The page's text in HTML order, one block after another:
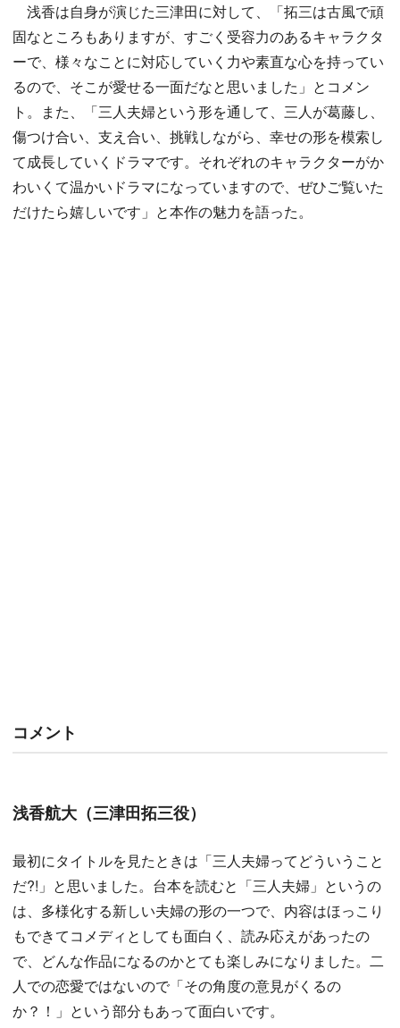
浅香は自身が演じた三津田に対して、「拓三は古風で頑
固なところもありますが、すごく受容力のあるキャラクタ
ーで、様々なことに対応していく力や素直な心を持ってい
るので、そこが愛せる一面だなと思いました」とコメン
ト。また、「三人夫婦という形を通して、三人が葛藤し、
傷つけ合い、支え合い、挑戦しながら、幸せの形を模索し
て成長していくドラマです。それぞれのキャラクターがか
わいくて温かいドラマになっていますので、ぜひご覧いた
だけたら嬉しいです」と本作の魅力を語った。
コメント
浅香航大（三津田拓三役）
最初にタイトルを見たときは「三人夫婦ってどういうこと
だ?!」と思いました。台本を読むと「三人夫婦」というの
は、多様化する新しい夫婦の形の一つで、内容はほっこり
もできてコメディとしても面白く、読み応えがあったの
で、どんな作品になるのかとても楽しみになりました。二
人での恋愛ではないので「その角度の意見がくるの
か？！」という部分もあって面白いです。